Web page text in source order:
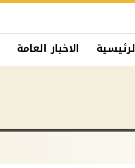
الاخبار العامة